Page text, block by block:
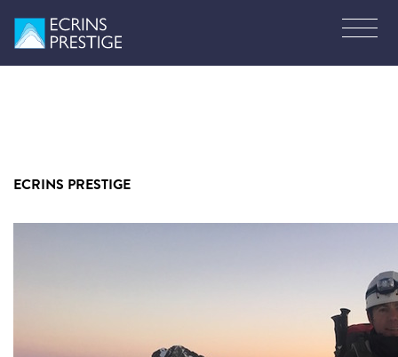
ECRINS PRESTIGE